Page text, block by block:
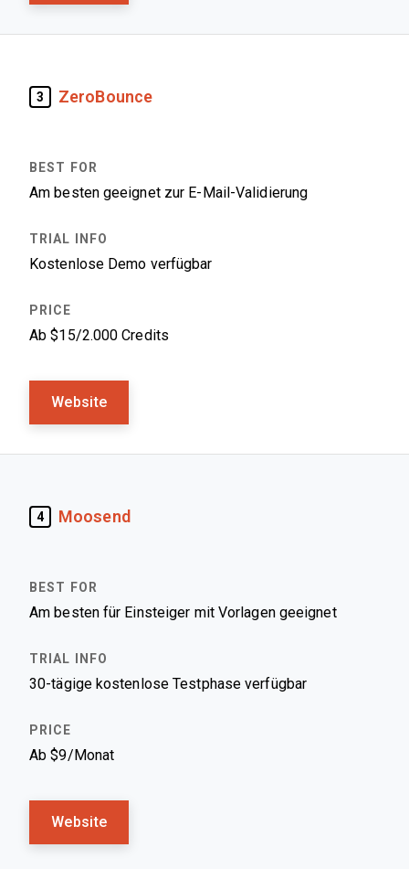
3 ZeroBounce
Am besten geeignet zur E-Mail-Validierung
Kostenlose Demo verfügbar
Ab $15/2.000 Credits
Website
4 Moosend
Am besten für Einsteiger mit Vorlagen geeignet
30-tägige kostenlose Testphase verfügbar
Ab $9/Monat
Website